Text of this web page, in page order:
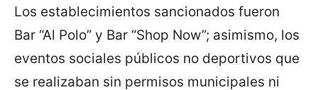
Los establecimientos sancionados fueron
Bar “Al Polo” y Bar “Shop Now”; asimismo, los
eventos sociales públicos no deportivos que
se realizaban sin permisos municipales ni